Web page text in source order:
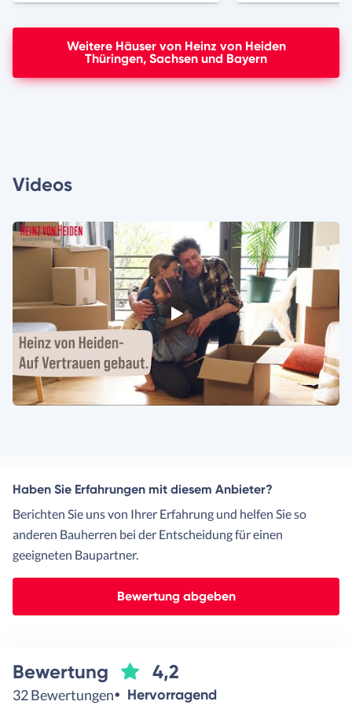
Weitere Häuser von Heinz von Heiden
Thüringen, Sachsen und Bayern
Videos
Haben Sie Erfahrungen mit diesem Anbieter?
Berichten Sie uns von Ihrer Erfahrung und helfen Sie so
anderen Bauherren bei der Entscheidung für einen
geeigneten Baupartner.
Bewertung abgeben
Bewertung 4,2
32 Bewertungen
Hervorragend